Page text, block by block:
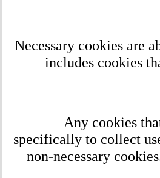
Necessary cookies are
includes cookies
Any cookies
specifically to collect
non-necessary